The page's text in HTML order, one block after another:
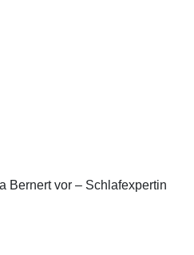
Bernert vor – Schlafexpertin